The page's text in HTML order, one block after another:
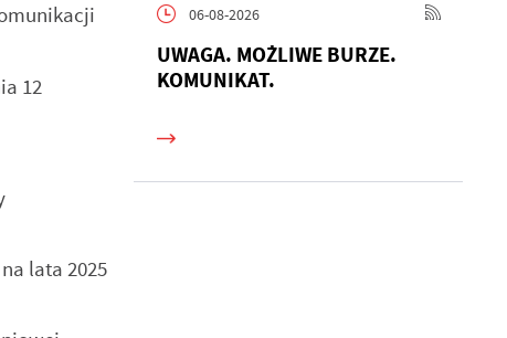
12
lata 2025
06-08-2026
UWAGA. MOŻLIWE BURZE.
KOMUNIKAT.